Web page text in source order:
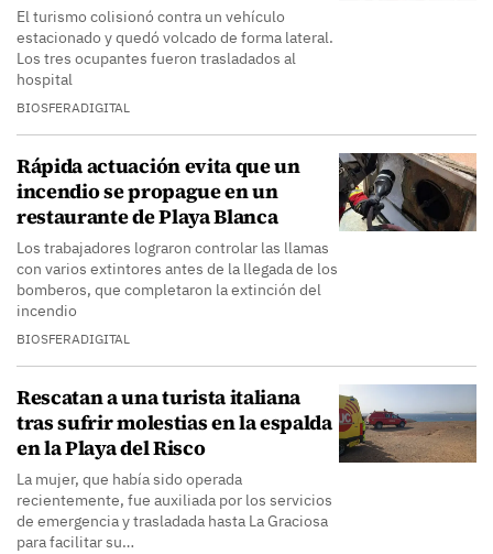
El turismo colisionó contra un vehículo
estacionado y quedó volcado de forma lateral.
Los tres ocupantes fueron trasladados al
hospital
BIOSFERADIGITAL
Rápida actuación evita que un
incendio se propague en un
restaurante de Playa Blanca
Los trabajadores lograron controlar las llamas
con varios extintores antes de la llegada de los
bomberos, que completaron la extinción del
incendio
BIOSFERADIGITAL
Rescatan a una turista italiana
tras sufrir molestias en la espalda
en la Playa del Risco
La mujer, que había sido operada
recientemente, fue auxiliada por los servicios
de emergencia y trasladada hasta La Graciosa
para facilitar su…